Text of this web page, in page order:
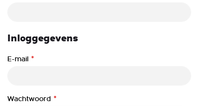
Inloggegevens
E-mail
Wachtwoord